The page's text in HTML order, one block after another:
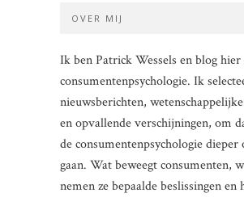
OVER MIJ
Ik ben Patrick Wessels en blog
consumentenpsychologie. Ik
nieuwsberichten,
en opvallende verschijningen, om
de consumentenpsychologie dieper
gaan. Wat beweegt consumenten,
nemen ze bepaalde beslissingen en